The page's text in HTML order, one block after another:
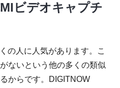
ビデオキャプチ
の人に人気があります。こ
ないという他の多くの類似
からです。DIGITNOW